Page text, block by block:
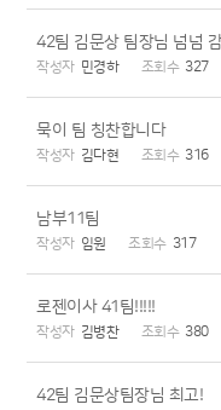
42팀 김문상 팀장님 넘넘
민경하 327
묵이 팀 칭찬합니다
김다현 316
남부11팀
임원 317
로젠이사 41팀!!!!!
김병찬 380
42팀 김문상팀장님 최고!